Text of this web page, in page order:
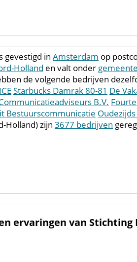
gevestigd in Amsterdam op
Holland en valt onder
de volgende bedrijven
Starbucks Damrak 80-81 De
B.V.
Bestuurscommunicatie
Holland) zijn 3677 bedrijven
ervaringen van Stichting